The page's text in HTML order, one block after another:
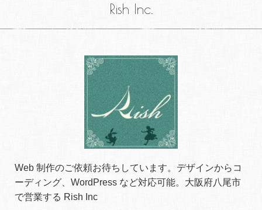
Rish Inc.
Web 制作のご依頼お待ちしています。デザインからコ
ーディング、WordPress など対応可能。大阪府八尾市
で営業する Rish Inc